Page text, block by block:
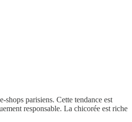
parisiens. Cette tendance est
responsable. La chicorée est riche